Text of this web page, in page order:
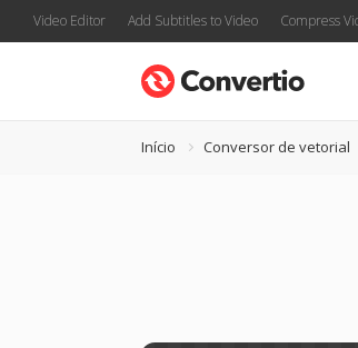
Video Editor Add Subtitles to Video Compress
Início Conversor de vetorial